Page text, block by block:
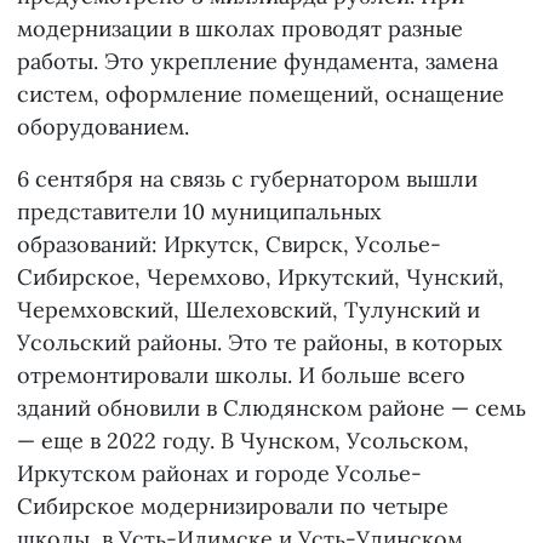
модернизации в школах проводят разные
работы. Это укрепление фундамента, замена
систем, оформление помещений, оснащение
оборудованием.
6 сентября на связь с губернатором вышли
представители 10 муниципальных
образований: Иркутск, Свирск, Усолье-
Сибирское, Черемхово, Иркутский, Чунский,
Черемховский, Шелеховский, Тулунский и
Усольский районы. Это те районы, в которых
отремонтировали школы. И больше всего
зданий обновили в Слюдянском районе — семь
— еще в 2022 году. В Чунском, Усольском,
Иркутском районах и городе Усолье-
Сибирское модернизировали по четыре